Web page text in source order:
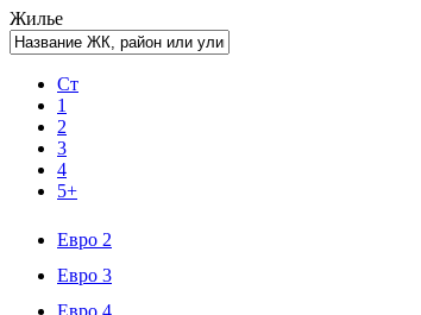
Жилье
Ст
1
2
3
4
5+
Евро 2
Евро 3
Евро 4